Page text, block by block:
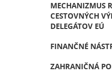
MECHANIZMUS
CESTOVNÝCH
DELEGÁTOV EÚ
FINANČNÉ
ZAHRANIČNÁ